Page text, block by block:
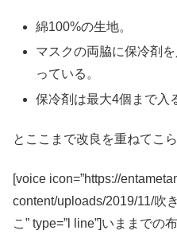
綿100%の生地。
マスクの両脇に保冷剤
っている。
保冷剤は最大4個まで入
とここまで改良を重ねてこ
[voice icon=”https://
content/uploads/2019/11/吹
こ” type=”l line”]いままでの